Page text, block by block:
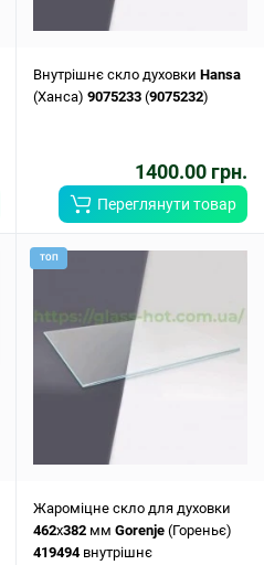
Внутрішнє скло духовки Hansa
(Ханса) 9075233 (9075232)
1400.00 грн.
Переглянути товар
ТОП
Жароміцне скло для духовки
462x382 мм Gorenje (Гореньє)
419494внутрішнє